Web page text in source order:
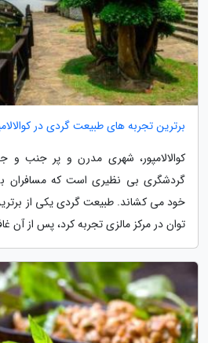
برترین تجربه های طبیعت گردی در
کوالالامپور، شهری مدرن و پر جنب
گردشگری بی نظیری است که مسافران
خود می کشاند. طبیعت گردی یکی از
توان در مرکز مالزی تجربه کرد، پس از آن